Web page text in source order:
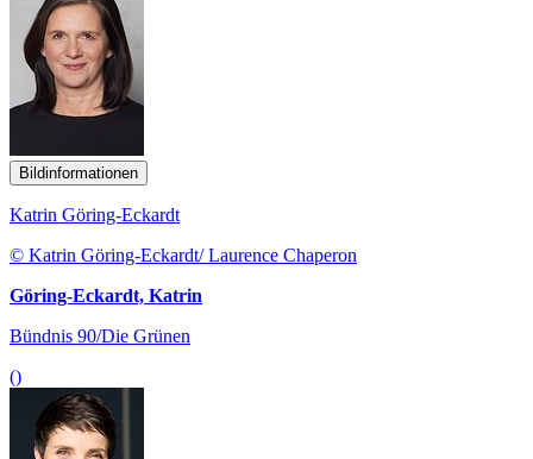
Bildinformationen
Katrin Göring-Eckardt
© Katrin Göring-Eckardt/ Laurence Chaperon
Göring-Eckardt, Katrin
Bündnis 90/Die Grünen
()